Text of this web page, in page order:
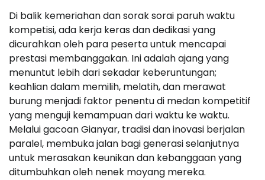
Di balik kemeriahan dan sorak sorai paruh waktu
kompetisi, ada kerja keras dan dedikasi yang
dicurahkan oleh para peserta untuk mencapai
prestasi membanggakan. Ini adalah ajang yang
menuntut lebih dari sekadar keberuntungan;
keahlian dalam memilih, melatih, dan merawat
burung menjadi faktor penentu di medan kompetitif
yang menguji kemampuan dari waktu ke waktu.
Melalui gacoan Gianyar, tradisi dan inovasi berjalan
paralel, membuka jalan bagi generasi selanjutnya
untuk merasakan keunikan dan kebanggaan yang
ditumbuhkan oleh nenek moyang mereka.